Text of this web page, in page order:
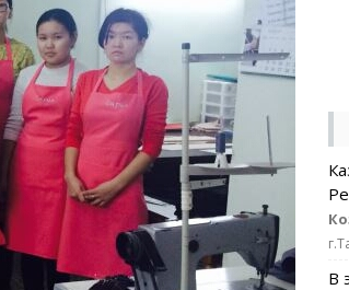
В